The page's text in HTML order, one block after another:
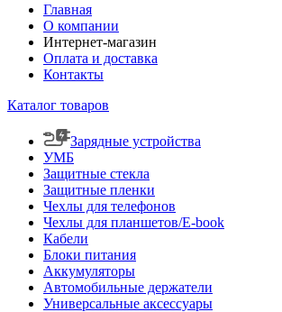
Главная
О компании
Интернет-магазин
Оплата и доставка
Контакты
Каталог товаров
Зарядные устройства
УМБ
Защитные стекла
Защитные пленки
Чехлы для телефонов
Чехлы для планшетов/E-book
Кабели
Блоки питания
Аккумуляторы
Автомобильные держатели
Универсальные аксессуары